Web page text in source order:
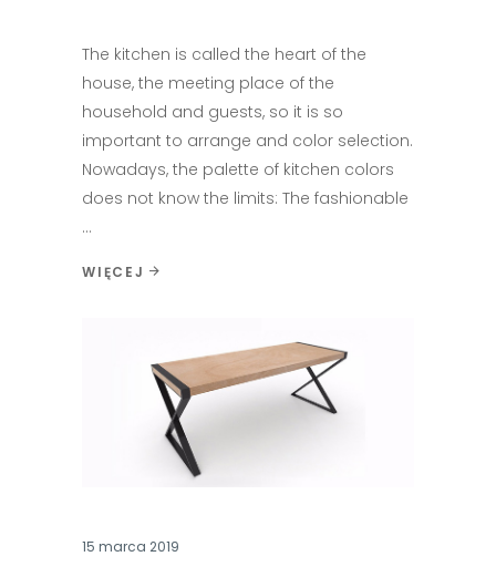
The kitchen is called the heart of the
house, the meeting place of the
household and guests, so it is so
important to arrange and color selection.
Nowadays, the palette of kitchen colors
does not know the limits: The fashionable
WIĘCEJ
15 marca 2019